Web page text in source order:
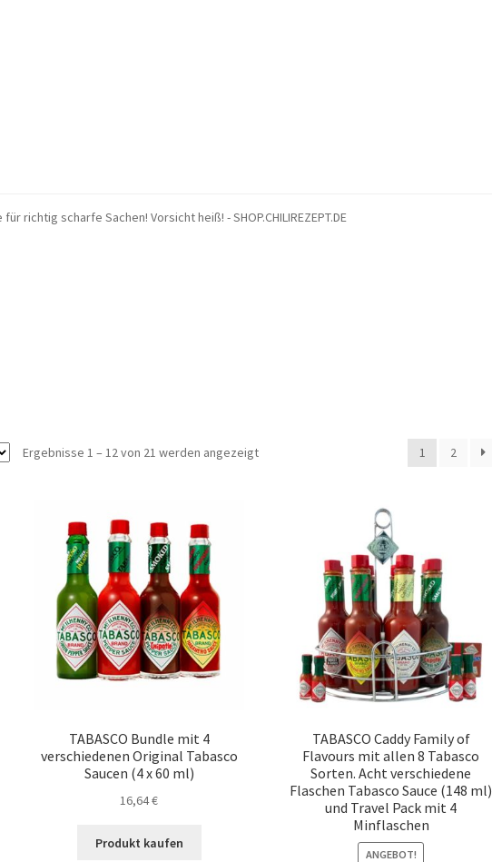
Suchergebnisse Warenkorb
richtig scharfe Sachen! Vorsicht heiß! - SHOP.CHILIREZEPT.DE
Ergebnisse 1 – 12 von 21 werden angezeigt 1 2
TABASCO Bundle mit 4
verschiedenen Original Tabasco
Saucen (4 x 60 ml)
16,64€
Produkt kaufen
TABASCO Caddy Family of
Flavours mit allen 8 Tabasco
Sorten. Acht verschiedene
Flaschen Tabasco Sauce (148 ml)
und Travel Pack mit 4
Minflaschen
ANGEBOT!